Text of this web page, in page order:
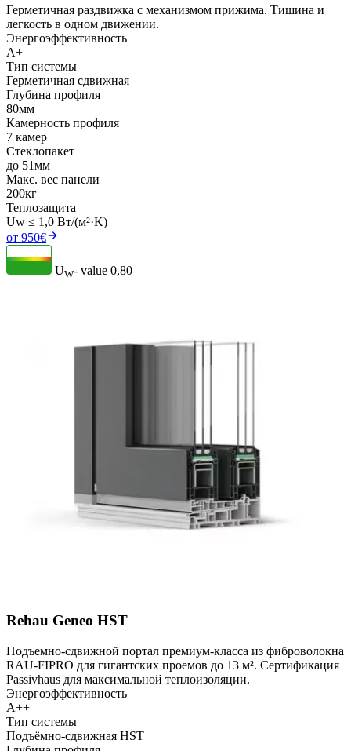
Герметичная раздвижка с механизмом прижима. Тишина и
легкость в одном движении.
Энергоэффективность
A+
Тип системы
Герметичная сдвижная
Глубина профиля
80мм
Камерность профиля
7 камер
Стеклопакет
до 51мм
Макс. вес панели
200кг
Теплозащита
Uw ≤ 1,0 Вт/(м²·K)
от 950€
UW- value 0,80
Rehau Geneo HST
Подъемно-сдвижной портал премиум-класса из фиброволокна
RAU-FIPRO для гигантских проемов до 13 м². Сертификация
Passivhaus для максимальной теплоизоляции.
Энергоэффективность
A++
Тип системы
Подъёмно-сдвижная HST